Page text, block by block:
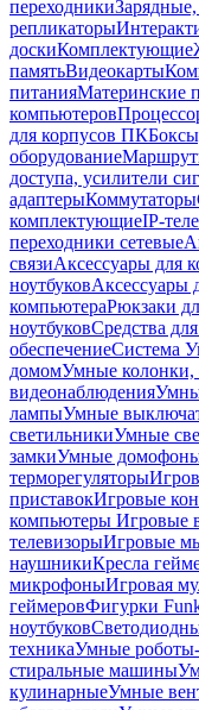
переходники
репликаторы
доскиКомплектующие
памятьВидеокарты
питанияМатеринские
компьютеров
для корпусов ПК
оборудование
доступа, усилители
адаптерыКоммутаторы
комплектующиеIP-
переходники сетевые
связиАксессуары для
ноутбуковАксессуары
компьютераРюкзаки
ноутбуковСредства
обеспечениеСистема
домомУмные колонки,
видеонаблюдения
лампыУмные
светильникиУмные
замкиУмные
терморегуляторы
приставокИгровые
компьютеры Игровые
телевизорыИгровые
наушникиКресла
микрофоныИгровая
геймеровФигурки
ноутбуков
техникаУмные
стиральные машины
кулинарныеУмные